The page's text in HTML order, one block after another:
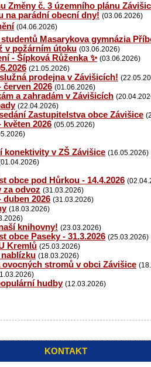
Změny č. 3 územního plánu Závišic
na parádní obecní dny! (03.06.2026)
(04.06.2026)
Masarykova gymnázia
v požárním útoku (03.06.2026)
- Šípková Růženka ✨ (03.06.2026)
(21.05.2026)
prodejna v Závišicích!
červen 2026 (01.06.2026)
a zahradám v Závišicích
(22.04.2026)
Zastupitelstva obce Závišice
květen 2026 (05.05.2026)
konektivity v ZŠ Závišice (16.05.2026)
obce pod Hůrkou - 14.4.2026
za odvoz (31.03.2026)
duben 2026 (31.03.2026)
(18.03.2026)
knihovny! (23.03.2026)
obce Paseky - 31.3.2026 (25.03.2026)
Kremlů (25.03.2026)
(18.03.2026)
stromů v obci Závišice
hudby (12.03.2026)
KONTAKT